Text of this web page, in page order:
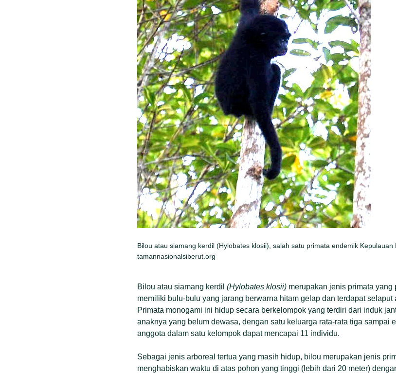
Bilou atau siamang kerdil (Hylobates klosii), salah satu primata endemik
tamannasionalsiberut.org
Bilou atau siamang kerdil (Hylobates klosii) merupakan jenis primata
memiliki bulu-bulu yang jarang berwarna hitam gelap dan terdapat selaput
Primata monogami ini hidup secara berkelompok yang terdiri dari induk
anaknya yang belum dewasa, dengan satu keluarga rata-rata tiga sampai
anggota dalam satu kelompok dapat mencapai 11 individu.
Sebagai jenis arboreal tertua yang masih hidup, bilou merupakan jenis
menghabiskan waktu di atas pohon yang tinggi (lebih dari 20 meter)